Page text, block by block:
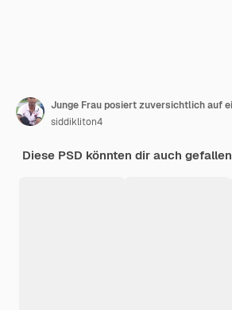
siddikliton4
Diese PSD könnten dir auch gefallen